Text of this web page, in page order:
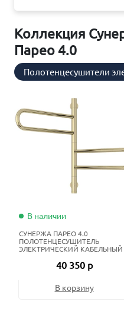
Коллекция
Парео 4.0
Полотенцесушители
В наличии
СУНЕРЖА ПАРЕО 4.0
ПОЛОТЕНЦЕСУШИТЕЛЬ
ЭЛЕКТРИЧЕСКИЙ КАБЕЛЬНЫЙ
40 350 р
В корзину